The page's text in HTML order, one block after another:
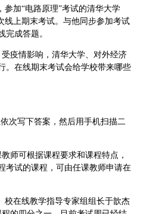
加“电路原理”考试的清华大学
线上期末考试。与他同步参加考试
完成答题。
疫情影响，清华大学、对外经济
。在线期末考试会给学校带来哪些
次写下答案，然后用手机扫描二
师可根据课程要求和课程特点，
考试的课程，可由任课教师申请在
校在线教学指导专家组组长于歆杰